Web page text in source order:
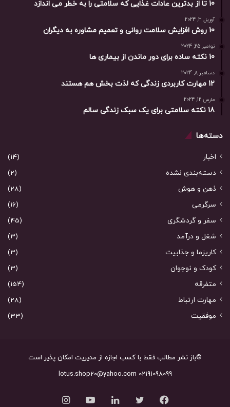
10 تا از بدترین عادات غذایی که سلامتی را به خطر می اندازد
آوریل 3, 2024
10 روش افزایش سلامت روانی و تعمیم مشاوره به دیگران
نوامبر 25, 2024
10 نکته ساده برای دور ماندن از بیماری ها
دسامبر 8, 2024
12 مهارت کاربردی زندگی که لذت بخش هم هستند
مارس 12, 2024
18 نکته سلامتی برای یک سبک زندگی سالم
دسته‌ها
اخبار
(14)
دسته‌بندی نشده
(2)
ذهن و هوش
(28)
سرگرمی
(16)
سفر و گردشگری
(45)
شغل و درآمد
(3)
کاریزما و جذابیت
(3)
کودک و نوجوان
(3)
متفرقه
(154)
مهارت ارتباط
(28)
موفقیت
(33)
©باز نشر مطالب فقط با کسب اجازه از مدیریت امکان پذیر است
02191098099 lotus.shop20@yahoo.com
فیس توییترلینکدینیوتیوباینستاگرام